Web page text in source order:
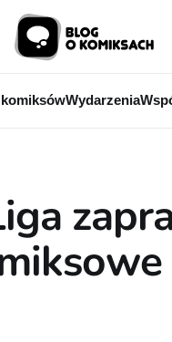
Wydarzenia